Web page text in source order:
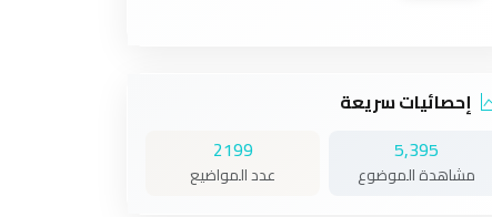
إحصائيات سريعة
5,395
مشاهدة الموضوع
2199
عدد المواضيع